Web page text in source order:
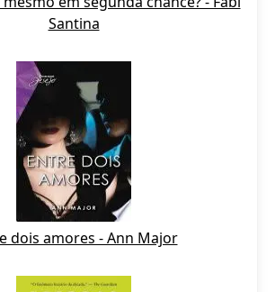
Santina
dois amores - Ann Major